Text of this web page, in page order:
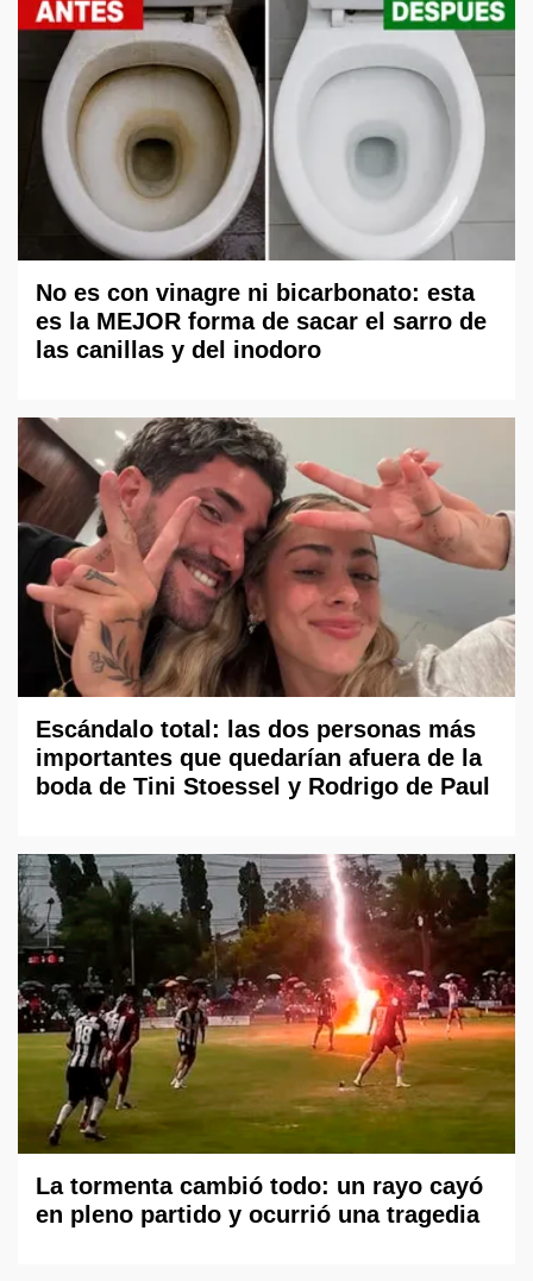
No es con vinagre ni bicarbonato: esta
es la MEJOR forma de sacar el sarro de
las canillas y del inodoro
Escándalo total: las dos personas más
importantes que quedarían afuera de la
boda de Tini Stoessel y Rodrigo de Paul
La tormenta cambió todo: un rayo cayó
en pleno partido y ocurrió una tragedia